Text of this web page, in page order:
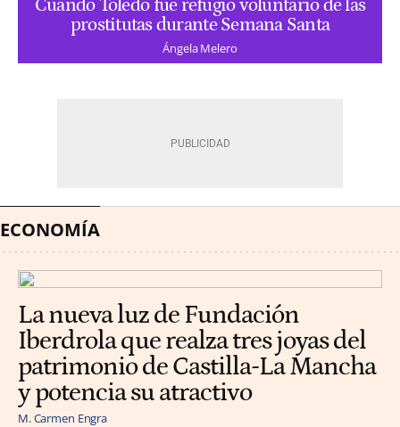
Cuando Toledo fue refugio voluntario de las
prostitutas durante Semana Santa
Ángela Melero
ECONOMÍA
La nueva luz de Fundación
Iberdrola que realza tres joyas del
patrimonio de Castilla-La Mancha
y potencia su atractivo
M. Carmen Engra